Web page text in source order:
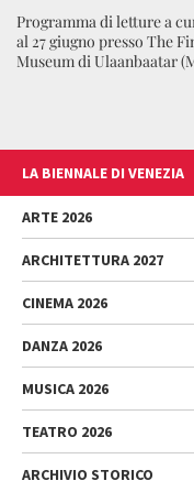
Programma di letture a
al 27 giugno presso The
Museum di Ulaanbaatar
LA BIENNALE DI VENEZIA
L'Istituzione
Cariche istituzionali
Storia
Luoghi
Sponsorship
Sostenibilità ambientale
Trasparenza
Lavora con noi
ARTE 2026
Esposizione
Intervento di Pietrangelo
Intervento di Koyo Kouoh
Partecipazioni Nazionali
Eventi collaterali
ARCHITETTURA 2027
Mostra
Partecipazioni Nazionali
Eventi Collaterali
Submission
Edizioni passate
CINEMA 2026
Mostra
Venice Immersive
Intervento di Alberto
DANZA 2026
Festival
Spettacoli
Incontri - Film - Libri -
MUSICA 2026
Festival
TEATRO 2026
Festival
ARCHIVIO STORICO